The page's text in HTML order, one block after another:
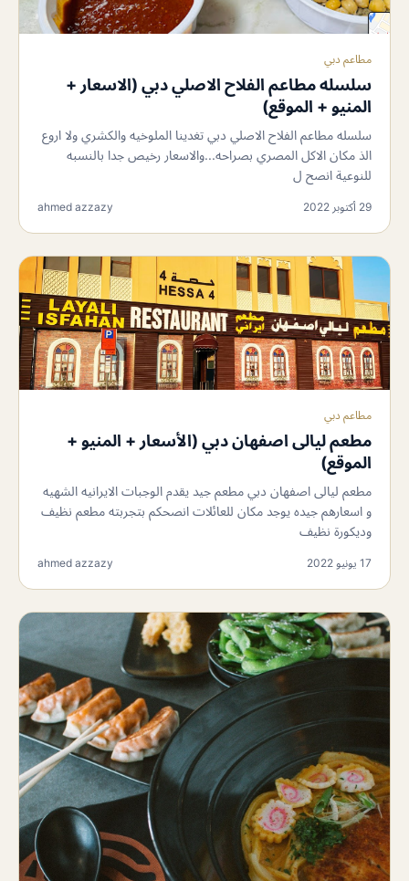
مطاعم دبي
سلسله مطاعم الفلاح الاصلي دبي (الاسعار +
المنيو + الموقع)
سلسله مطاعم الفلاح الاصلي دبي تغدينا الملوخيه والكشري ولا اروع
الذ مكان الاكل المصري بصراحه...والاسعار رخيص جدا بالنسبه
للنوعية انصح ل
29 أكتوبر 2022 ahmed azzazy
مطاعم دبي
مطعم لیالی اصفهان دبي (الأسعار + المنيو +
الموقع)
مطعم لیالی اصفهان دبي مطعم جيد يقدم الوجبات الايرانيه الشهيه
و اسعارهم جيده يوجد مكان للعائلات انصحكم بتجربته مطعم نظيف
وديكورة نظيف
17 يونيو 2022 ahmed azzazy